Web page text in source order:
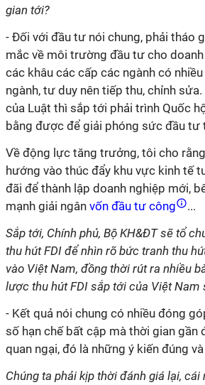
gian tới?
- Đối với đầu tư nói chung, phải tháo
mắc về môi trường đầu tư cho
các khâu các cấp các ngành có
ngành, tư duy nên tiếp thu, chỉnh
của Luật thì sắp tới phải trình Quốc
bằng được để giải phóng sức đầu tư
Về động lực tăng trưởng, tôi cho
hướng vào thúc đẩy khu vực kinh tế
đãi để thành lập doanh nghiệp mới,
mạnh giải ngân vốn đầu tư công
...
Sắp tới, Chính phủ, Bộ KH&ĐT sẽ tổ
thu hút FDI để nhìn rõ bức tranh thu
vào Việt Nam, đồng thời rút ra nhiều
lược thu hút FDI sắp tới của Việt Nam
- Kết quả nói chung có nhiều đóng
số hạn chế bất cập mà thời gian gần
quan ngại, đó là những ý kiến đúng
Chúng ta phải kịp thời đánh giá lại,